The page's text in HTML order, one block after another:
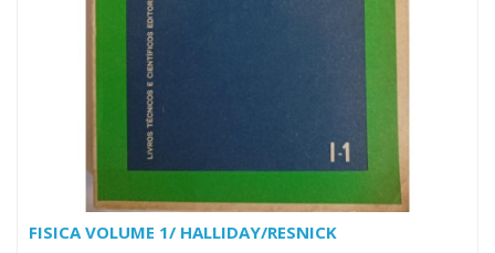
FISICA VOLUME 1/ HALLIDAY/RESNICK